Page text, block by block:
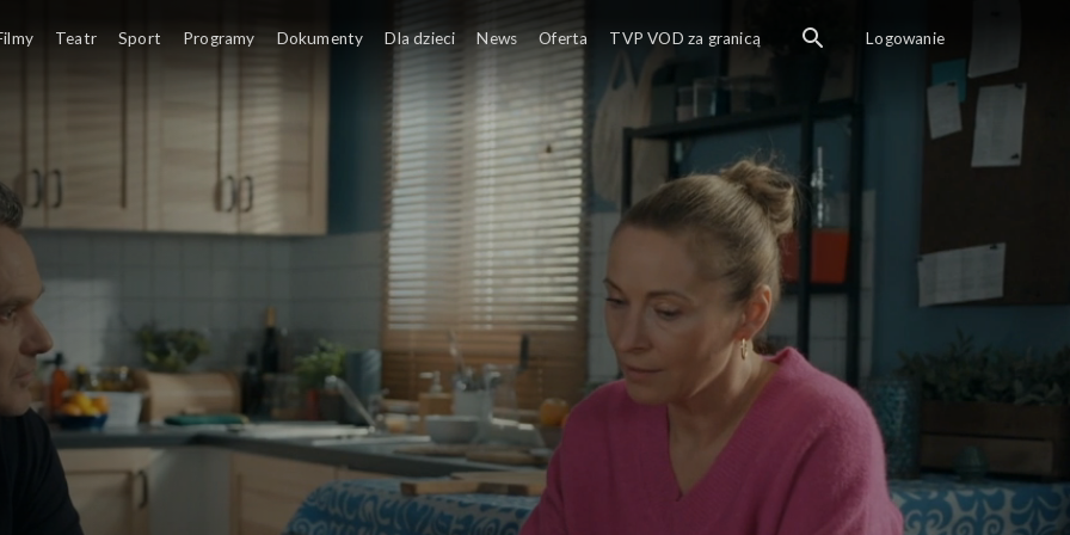
Teatr Sport Programy Dokumenty Dla dzieci News Oferta TVP VOD za granicą Logowanie